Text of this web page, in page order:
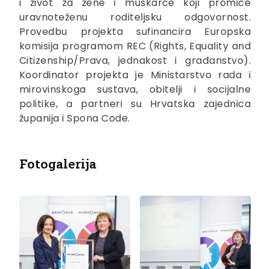
i život za žene i muškarce koji promiče
uravnoteženu roditeljsku odgovornost.
Provedbu projekta sufinancira Europska
komisija programom REC (Rights, Equality and
Citizenship/Prava, jednakost i građanstvo).
Koordinator projekta je Ministarstvo rada i
mirovinskoga sustava, obitelji i socijalne
politike, a partneri su Hrvatska zajednica
županija i Spona Code.
Fotogalerija